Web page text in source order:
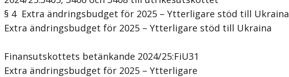
§ 4 Extra ändringsbudget för 2025 – Ytterligare stöd till Ukraina
Extra ändringsbudget för 2025 – Ytterligare stöd till Ukraina
Finansutskottets betänkande 2024/25:FiU31
Extra ändringsbudget för 2025 – Ytterligare